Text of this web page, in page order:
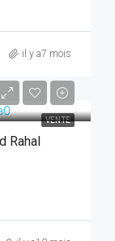
il y a7 mois
VENTE
Rahal